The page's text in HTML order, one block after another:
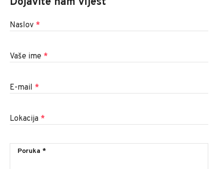
Naslov *
Vaše ime *
E-mail *
Lokacija *